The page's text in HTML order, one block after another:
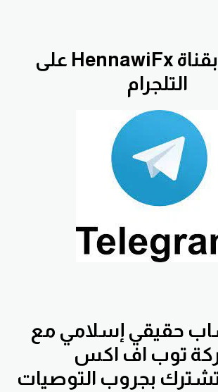
اشترك بقناة HennawiFx على
التلجرام
حقيقي إسلامي مع
توب اف اكس
بجروب التوصيات